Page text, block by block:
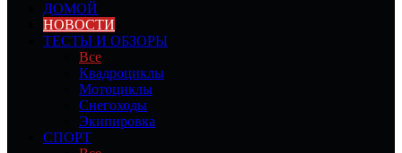
ДОМОЙ
НОВОСТИ
ТЕСТЫ И ОБЗОРЫ
Все
Квадроциклы
Мотоциклы
Снегоходы
Экипировка
СПОРТ